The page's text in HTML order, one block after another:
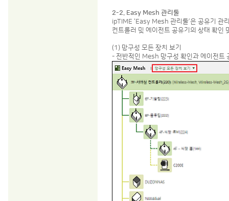
2-2. Easy Mesh 관리툴
ipTIME ‘Easy Mesh 관리툴’은 공유기 관
컨트롤러 및 에이전트 공유기의 상태 확인
(1) 망구성 모든 장치 보기
- 전반적인 Mesh 망구성 확인과 에이전트